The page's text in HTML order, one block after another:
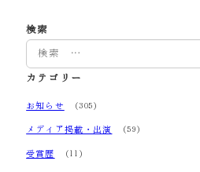
検索
索
カテゴリー
お知らせ (305)
メディア掲載・出演 (59)
受賞歴 (11)